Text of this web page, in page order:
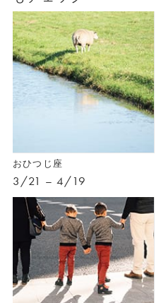
おひつじ座
3/21 – 4/19